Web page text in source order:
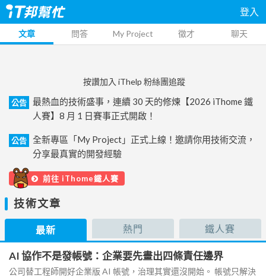
登入
文章 問答 My Project 徵才 聊天
按讚加入 iThelp 粉絲團追蹤
公告
最熱血的技術盛事，連續 30 天的修煉【2026 iThome 鐵
人賽】8 月 1 日賽事正式開啟！
公告
全新專區「My Project」正式上線！邀請你用技術交流，
分享最真實的開發經驗
前往 iThome鐵人賽
技術文章
最新 熱門 鐵人賽
AI 協作不是發帳號：企業要先畫出四條責任邊界
公司替工程師開好企業版 AI 帳號，治理其實還沒開始。 帳號只解決